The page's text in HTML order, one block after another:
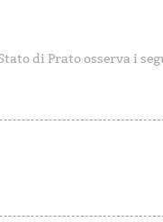
di Prato osserva i